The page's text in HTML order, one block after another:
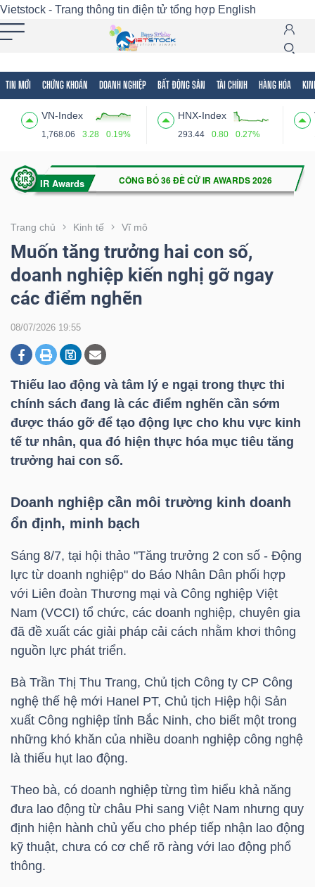
Vietstock - Trang thông tin điện tử tổng hợp English
TIN MỚI CHỨNG KHOÁN DOANH NGHIỆP BẤT ĐỘNG SẢN TÀI CHÍNH HÀNG HÓA
VN-Index
1,768.06 3.28 0.19%
HNX-Index
293.44 0.80 0.27%
Trang chủ Kinh tế Vĩ mô
Muốn tăng trưởng hai con số,
doanh nghiệp kiến nghị gỡ ngay
các điểm nghẽn
08/07/2026 19:55
Thiếu lao động và tâm lý e ngại trong thực thi
chính sách đang là các điểm nghẽn cần sớm
được tháo gỡ để tạo động lực cho khu vực kinh
tế tư nhân, qua đó hiện thực hóa mục tiêu tăng
trưởng hai con số.
Doanh nghiệp cần môi trường kinh doanh
ổn định, minh bạch
Sáng 8/7, tại hội thảo "Tăng trưởng 2 con số - Động
lực từ doanh nghiệp" do Báo Nhân Dân phối hợp
với Liên đoàn Thương mại và Công nghiệp Việt
Nam (VCCI) tổ chức, các doanh nghiệp, chuyên gia
đã đề xuất các giải pháp cải cách nhằm khơi thông
nguồn lực phát triển.
Bà Trần Thị Thu Trang, Chủ tịch Công ty CP Công
nghệ thế hệ mới Hanel PT, Chủ tịch Hiệp hội Sản
xuất Công nghiệp tỉnh Bắc Ninh, cho biết một trong
những khó khăn của nhiều doanh nghiệp công nghệ
là thiếu hụt lao động.
Theo bà, có doanh nghiệp từng tìm hiểu khả năng
đưa lao động từ châu Phi sang Việt Nam nhưng quy
định hiện hành chủ yếu cho phép tiếp nhận lao động
kỹ thuật, chưa có cơ chế rõ ràng với lao động phổ
thông.
Tất cả Tính năng Ngành Mã chứng khoán
Tính
(-)
VIETSTOCK
CHỨNG
KHOÁN
DOANH
NGHIỆP
BẤT
ĐỘNG
TÀI
CHÍNH
HÀNG
HÓA
KINH
TẾ
THẾ
GIỚI